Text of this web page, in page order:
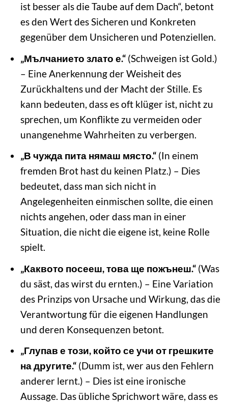
ist besser als die Taube auf dem Dach“, betont
es den Wert des Sicheren und Konkreten
gegenüber dem Unsicheren und Potenziellen.
„Мълчанието злато е.“(Schweigen ist Gold.)
– Eine Anerkennung der Weisheit des
Zurückhaltens und der Macht der Stille. Es
kann bedeuten, dass es oft klüger ist, nicht zu
sprechen, um Konflikte zu vermeiden oder
unangenehme Wahrheiten zu verbergen.
„В чужда пита нямаш място.“(In einem
fremden Brot hast du keinen Platz.) – Dies
bedeutet, dass man sich nicht in
Angelegenheiten einmischen sollte, die einen
nichts angehen, oder dass man in einer
Situation, die nicht die eigene ist, keine Rolle
spielt.
„Каквото посееш, това ще пожънеш.“(Was
du säst, das wirst du ernten.) – Eine Variation
des Prinzips von Ursache und Wirkung, das die
Verantwortung für die eigenen Handlungen
und deren Konsequenzen betont.
„Глупав е този, който се учи от грешките
на другите.“(Dumm ist, wer aus den Fehlern
anderer lernt.) – Dies ist eine ironische
Aussage. Das übliche Sprichwort wäre, dass es